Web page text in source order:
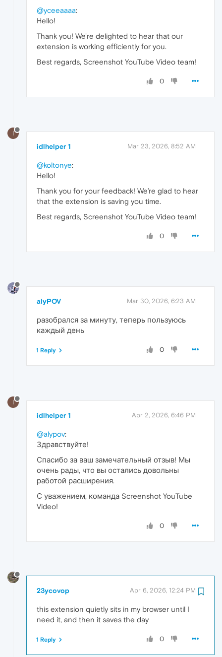
@yceeaaaa:
Hello!
Thank you! We're delighted to hear that our
extension is working efficiently for you.
Best regards, Screenshot YouTube Video team!
0
I
idlhelper 1 Mar 23, 2026, 8:52 AM
@koltonye:
Hello!
Thank you for your feedback! We’re glad to hear
that the extension is saving you time.
Best regards, Screenshot YouTube Video team!
0
alyPOV Mar 30, 2026, 6:23 AM
разобрался за минуту, теперь пользуюсь
каждый день
0
1 Reply
I
idlhelper 1 Apr 2, 2026, 6:46 PM
@alypov:
Здравствуйте!
Спасибо за ваш замечательный отзыв! Мы
очень рады, что вы остались довольны
работой расширения.
С уважением, команда Screenshot YouTube
Video!
0
23ycovop Apr 6, 2026, 12:24 PM
this extension quietly sits in my browser until I
need it, and then it saves the day
0
1 Reply